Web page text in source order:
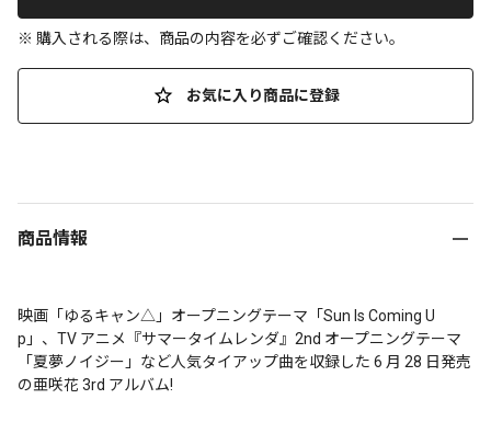
※ 購入される際は、商品の内容を必ずご確認ください。
お気に入り商品に登録
商品情報
映画「ゆるキャン△」オープニングテーマ「Sun Is Coming U
p」、TV アニメ『サマータイムレンダ』2nd オープニングテーマ
「夏夢ノイジー」など人気タイアップ曲を収録した 6 月 28 日発売
の亜咲花 3rd アルバム!